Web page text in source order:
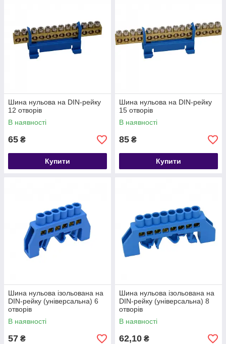
Шина нульова на DIN-рейку
12 отворів
В наявності
65 ₴
Купити
Шина нульова на DIN-рейку
15 отворів
В наявності
85 ₴
Купити
Шина нульова ізольована на
DIN-рейку (універсальна) 6
отворів
В наявності
57 ₴
Шина нульова ізольована на
DIN-рейку (універсальна) 8
отворів
В наявності
62,10 ₴